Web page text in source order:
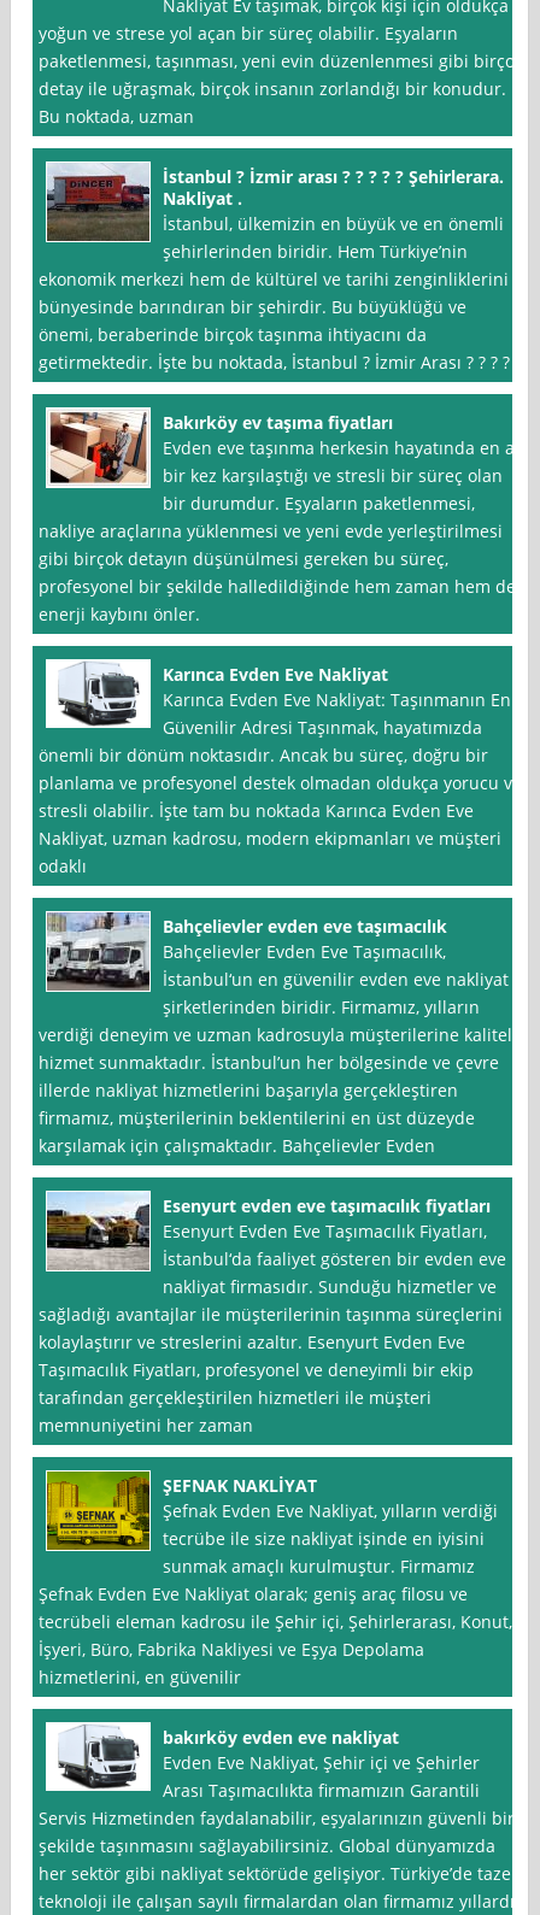
Nakliyat Ev taşımak, birçok kişi için oldukça
yoğun ve strese yol açan bir süreç olabilir. Eşyaların
paketlenmesi, taşınması, yeni evin düzenlenmesi gibi birçok
detay ile uğraşmak, birçok insanın zorlandığı bir konudur.
Bu noktada, uzman
İstanbul ? İzmir arası ? ? ? ? ? Şehirlerara.
Nakliyat .
İstanbul, ülkemizin en büyük ve en önemli
şehirlerinden biridir. Hem Türkiye’nin
ekonomik merkezi hem de kültürel ve tarihi zenginliklerini
bünyesinde barındıran bir şehirdir. Bu büyüklüğü ve
önemi, beraberinde birçok taşınma ihtiyacını da
getirmektedir. İşte bu noktada, İstanbul ? İzmir Arası ? ? ? ?
Bakırköy ev taşıma fiyatları
Evden eve taşınma herkesin hayatında en az
bir kez karşılaştığı ve stresli bir süreç olan
bir durumdur. Eşyaların paketlenmesi,
nakliye araçlarına yüklenmesi ve yeni evde yerleştirilmesi
gibi birçok detayın düşünülmesi gereken bu süreç,
profesyonel bir şekilde halledildiğinde hem zaman hem de
enerji kaybını önler.
Karınca Evden Eve Nakliyat
Karınca Evden Eve Nakliyat: Taşınmanın En
Güvenilir Adresi Taşınmak, hayatımızda
önemli bir dönüm noktasıdır. Ancak bu süreç, doğru bir
planlama ve profesyonel destek olmadan oldukça yorucu ve
stresli olabilir. İşte tam bu noktada Karınca Evden Eve
Nakliyat, uzman kadrosu, modern ekipmanları ve müşteri
odaklı
Bahçelievler evden eve taşımacılık
Bahçelievler Evden Eve Taşımacılık,
İstanbul‘un en güvenilir evden eve nakliyat
şirketlerinden biridir. Firmamız, yılların
verdiği deneyim ve uzman kadrosuyla müşterilerine kaliteli
hizmet sunmaktadır. İstanbul’un her bölgesinde ve çevre
illerde nakliyat hizmetlerini başarıyla gerçekleştiren
firmamız, müşterilerinin beklentilerini en üst düzeyde
karşılamak için çalışmaktadır. Bahçelievler Evden
Esenyurt evden eve taşımacılık fiyatları
Esenyurt Evden Eve Taşımacılık Fiyatları,
İstanbul‘da faaliyet gösteren bir evden eve
nakliyat firmasıdır. Sunduğu hizmetler ve
sağladığı avantajlar ile müşterilerinin taşınma süreçlerini
kolaylaştırır ve streslerini azaltır. Esenyurt Evden Eve
Taşımacılık Fiyatları, profesyonel ve deneyimli bir ekip
tarafından gerçekleştirilen hizmetleri ile müşteri
memnuniyetini her zaman
ŞEFNAK NAKLİYAT
Şefnak Evden Eve Nakliyat, yılların verdiği
tecrübe ile size nakliyat işinde en iyisini
sunmak amaçlı kurulmuştur. Firmamız
Şefnak Evden Eve Nakliyat olarak; geniş araç filosu ve
tecrübeli eleman kadrosu ile Şehir içi, Şehirlerarası, Konut,
İşyeri, Büro, Fabrika Nakliyesi ve Eşya Depolama
hizmetlerini, en güvenilir
bakırköy evden eve nakliyat
Evden Eve Nakliyat, Şehir içi ve Şehirler
Arası Taşımacılıkta firmamızın Garantili
Servis Hizmetinden faydalanabilir, eşyalarınızın güvenli bir
şekilde taşınmasını sağlayabilirsiniz. Global dünyamızda
her sektör gibi nakliyat sektörüde gelişiyor. Türkiye’de taze
teknoloji ile çalışan sayılı firmalardan olan firmamız yıllardır